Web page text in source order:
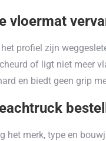
vloermat
profiel zijn
of ligt niet meer
en biedt geen grip
het merk, type en